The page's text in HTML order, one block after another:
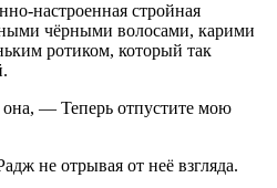
настроенная стройная
чёрными волосами, карими
ротиком, который так
— Теперь отпустите мою
не отрывая от неё взгляда.